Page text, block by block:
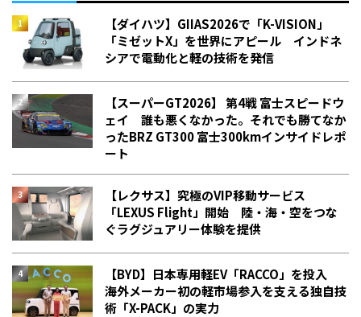
【ダイハツ】GIIAS2026で「K-VISION」
「ミゼットX」を世界にアピール インドネ
シアで電動化と軽の技術を発信
【スーパーGT2026】 第4戦 富士スピードウ
ェイ 誰も悪くなかった。それでも勝てなか
った――BRZ GT300 富士300kmインサイドレポ
ート
【レクサス】究極のVIP移動サービス
「LEXUS Flight」開始 陸・海・空をつな
ぐラグジュアリー体験を提供
【BYD】日本専用軽EV「RACCO」を投入
海外メーカー初の軽市場参入を支える独自技
術「X-PACK」の実力